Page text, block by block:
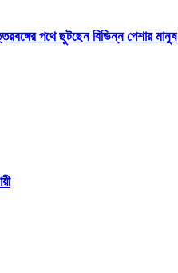
পথে ছুটছেন বিভিন্ন পেশার মানুষ